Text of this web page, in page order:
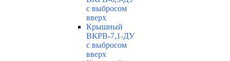
с выбросом
вверх
Крышный
ВКРВ-7,1-ДУ
с выбросом
вверх